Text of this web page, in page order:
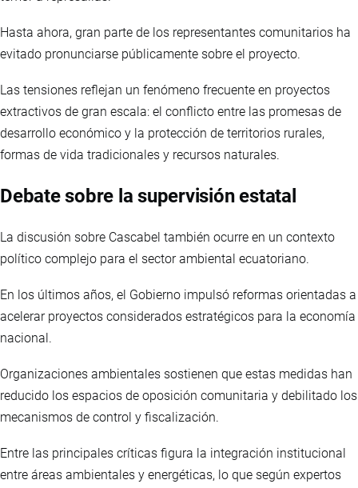
Hasta ahora, gran parte de los representantes comunitarios ha
evitado pronunciarse públicamente sobre el proyecto.
Las tensiones reflejan un fenómeno frecuente en proyectos
extractivos de gran escala: el conflicto entre las promesas de
desarrollo económico y la protección de territorios rurales,
formas de vida tradicionales y recursos naturales.
Debate sobre la supervisión estatal
La discusión sobre Cascabel también ocurre en un contexto
político complejo para el sector ambiental ecuatoriano.
En los últimos años, el Gobierno impulsó reformas orientadas a
acelerar proyectos considerados estratégicos para la economía
nacional.
Organizaciones ambientales sostienen que estas medidas han
reducido los espacios de oposición comunitaria y debilitado los
mecanismos de control y fiscalización.
Entre las principales críticas figura la integración institucional
entre áreas ambientales y energéticas, lo que según expertos